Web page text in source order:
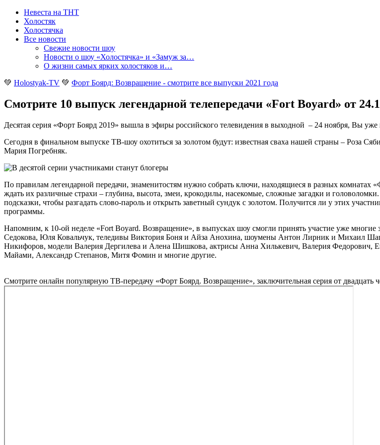
Невеста на ТНТ
Холостяк
Холостячка
Все новости
Свежие новости шоу
Новости о шоу «Холостячка» и «Замуж за…
О жизни самых ярких холостяков и…
💚 Holostyak-TV 💚 Форт Боярд: Возвращение - смотрите все выпуски 2021 года
Смотрите 10 выпуск легендарной телепередачи «Fort Boyard» от
Десятая серия «Форт Боярд 2019» вышла в эфиры российского телевидения в выходной – 24 ноября, Вы
Сегодня в финальном выпуске ТВ-шоу охотиться за золотом будут: известная сваха нашей страны – Роза
Мария Погребняк.
По правилам легендарной передачи, знаменитостям нужно собрать ключи, находящиеся в разных
ждать их различные страхи – глубина, высота, змеи, крокодилы, насекомые, сложные загадки и
подсказки, чтобы разгадать слово-пароль и открыть заветный сундук с золотом. Получится ли у этих
программы.
Напомним, к 10-ой неделе «Fort Boyard. Возвращение», в выпусках шоу смогли принять участие уже
Седокова, Юля Ковальчук, теледивы Виктория Боня и Айза Анохина, шоумены Антон Лирник и Михаил
Никифоров, модели Валерия Дергилева и Алена Шишкова, актрисы Анна Хилькевич, Валерия Федорович,
Майами, Александр Степанов, Митя Фомин и многие другие.
Смотрите онлайн популярную ТВ-передачу «Форт Боярд. Возвращение», заключительная серия от двадцать